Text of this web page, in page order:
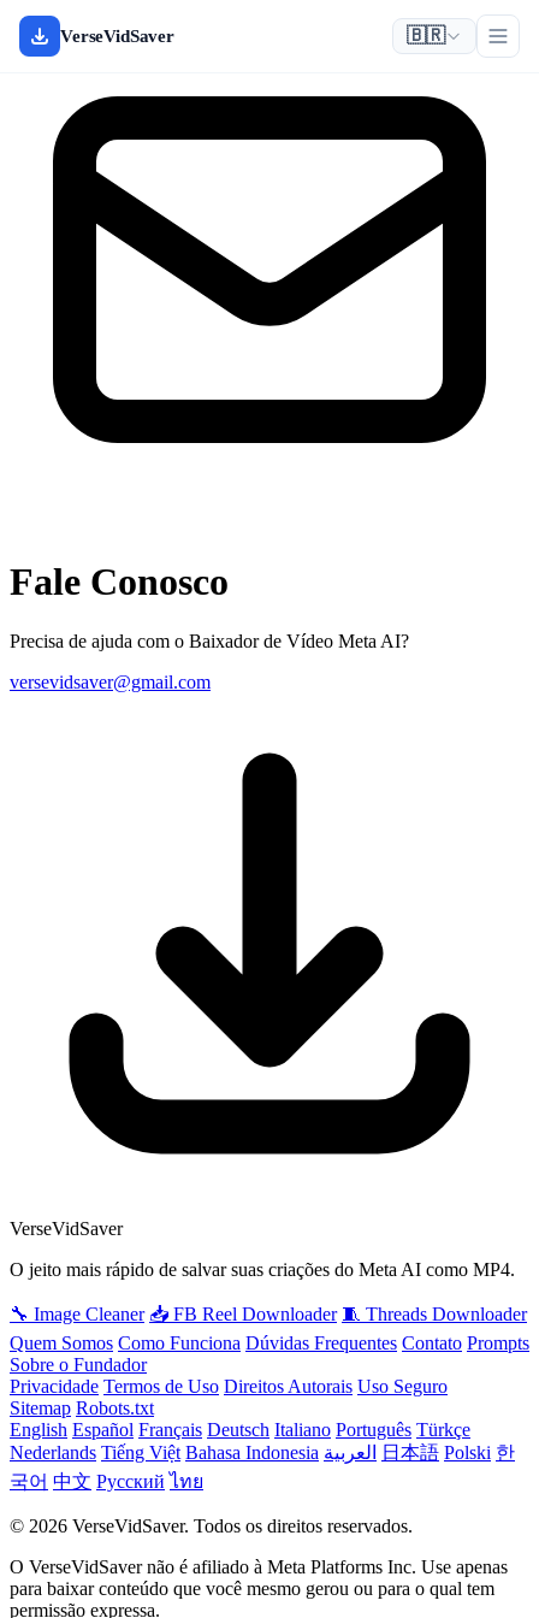
VerseVidSaver 🇧🇷
Fale Conosco
Precisa de ajuda com o Baixador de Vídeo Meta AI?
versevidsaver@gmail.com
VerseVidSaver
O jeito mais rápido de salvar suas criações do Meta AI como MP4.
🔧 Image Cleaner 📥 FB Reel Downloader 🧵 Threads Downloader
Quem Somos Como Funciona Dúvidas Frequentes Contato Prompts
Sobre o Fundador
Privacidade Termos de Uso Direitos Autorais Uso Seguro
Sitemap Robots.txt
English Español Français Deutsch Italiano Português Türkçe
Nederlands Tiếng Việt Bahasa Indonesia العربية 日本語 Polski 한
국어 中文 Русский ไทย
© 2026 VerseVidSaver. Todos os direitos reservados.
O VerseVidSaver não é afiliado à Meta Platforms Inc. Use apenas
para baixar conteúdo que você mesmo gerou ou para o qual tem
permissão expressa.